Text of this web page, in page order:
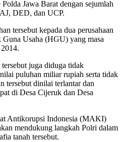
Jawa Barat dengan sejumlah
DED, dan UCP.
tersebut kepada dua perusahaan
Usaha (HGU) yang masa
juga diduga tidak
puluhan miliar rupiah serta tidak
tersebut dinilai terlantar dan
di Desa Cijeruk dan Desa
Antikorupsi Indonesia (MAKI)
mendukung langkah Polri dalam
tanah tersebut.